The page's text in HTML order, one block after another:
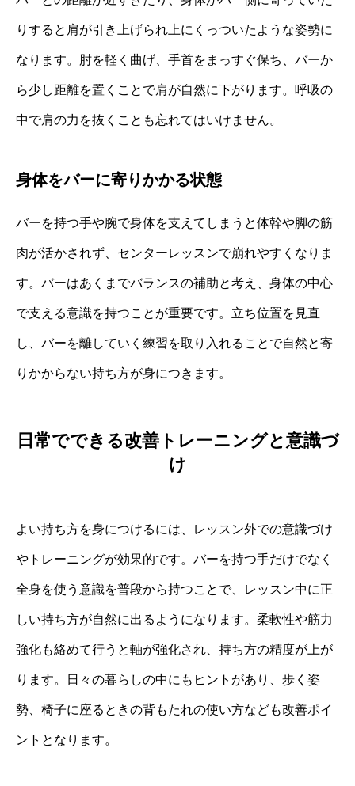
りすると肩が引き上げられ上にくっついたような姿勢に
なります。肘を軽く曲げ、手首をまっすぐ保ち、バーか
ら少し距離を置くことで肩が自然に下がります。呼吸の
中で肩の力を抜くことも忘れてはいけません。
身体をバーに寄りかかる状態
バーを持つ手や腕で身体を支えてしまうと体幹や脚の筋
肉が活かされず、センターレッスンで崩れやすくなりま
す。バーはあくまでバランスの補助と考え、身体の中心
で支える意識を持つことが重要です。立ち位置を見直
し、バーを離していく練習を取り入れることで自然と寄
りかからない持ち方が身につきます。
日常でできる改善トレーニングと意識づ
け
よい持ち方を身につけるには、レッスン外での意識づけ
やトレーニングが効果的です。バーを持つ手だけでなく
全身を使う意識を普段から持つことで、レッスン中に正
しい持ち方が自然に出るようになります。柔軟性や筋力
強化も絡めて行うと軸が強化され、持ち方の精度が上が
ります。日々の暮らしの中にもヒントがあり、歩く姿
勢、椅子に座るときの背もたれの使い方なども改善ポイ
ントとなります。